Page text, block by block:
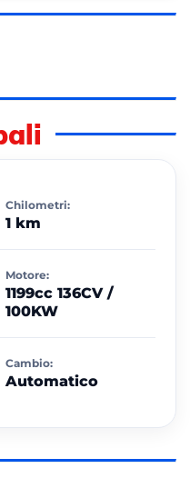
Chilometri:
1 km
Motore:
1199cc 136CV /
100KW
Cambio:
Automatico